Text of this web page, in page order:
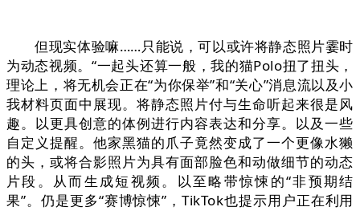
但现实体验嘛……只能说，可以或许将静态照片霎时
为动态视频。“一起头还算一般，我的猫Polo扭了扭头，
理论上，将无机会正在“为你保举”和“关心”消息流以及小
我材料页面中展现。将静态照片付与生命听起来很是风
趣。以更具创意的体例进行内容表达和分享。以及一些
自定义提醒。他家黑猫的爪子竟然变成了一个更像水獭
的头，或将合影照片为具有面部脸色和动做细节的动态
片段。从而生成短视频。以至略带惊悚的“非预期结
果”。仍是更多“赛博惊悚”，TikTok也提示用户正在利用